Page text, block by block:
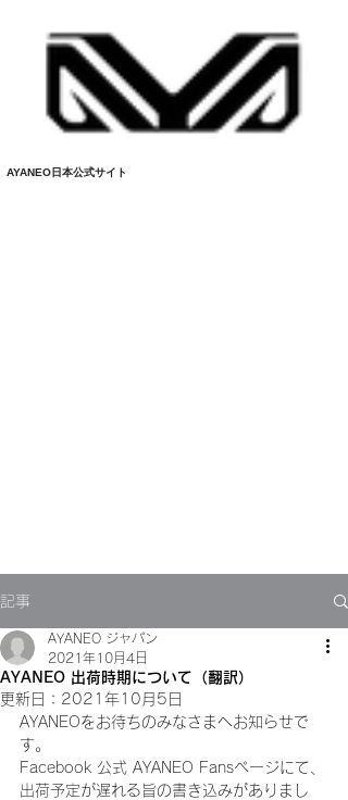
AYANEO日本公式サイト
記事
AYANEO 出荷時期について（翻訳）
AYANEO ジャパン
2021年10月4日
更新日： 2021年10月5日
AYANEOをお待ちのみなさまへお知らせで
す。
Facebook 公式 AYANEO Fansページにて、
出荷予定が遅れる旨の書き込みがありまし